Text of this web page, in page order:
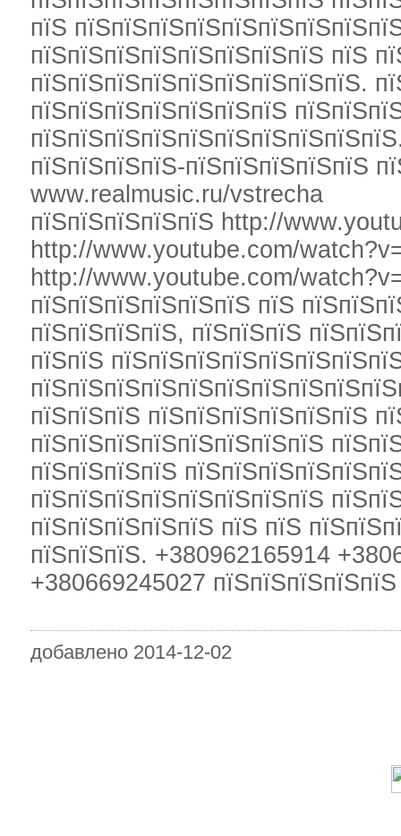
пїЅ
пїЅпїЅпїЅпїЅпїЅпїЅпїЅпїЅ пїЅ
пїЅпїЅпїЅпїЅпїЅпїЅпїЅпїЅпїЅ.
пїЅпїЅпїЅпїЅпїЅпїЅпїЅ
пїЅпїЅпїЅпїЅ-пїЅпїЅпїЅпїЅпїЅ
www.realmusic.ru/vstrecha
пїЅпїЅпїЅпїЅпїЅ http://
http://www.youtube.com/
http://www.youtube.com/
пїЅпїЅпїЅпїЅпїЅпїЅ пїЅ
пїЅпїЅпїЅпїЅ, пїЅпїЅпїЅ
пїЅпїЅ
пїЅпїЅпїЅ пїЅпїЅпїЅпїЅпїЅпїЅ
пїЅпїЅпїЅпїЅпїЅпїЅпїЅпїЅ
пїЅпїЅпїЅпїЅ
пїЅпїЅпїЅпїЅпїЅпїЅпїЅпїЅ
пїЅпїЅпїЅпїЅпїЅ пїЅ пїЅ
пїЅпїЅпїЅ. +380962165914
+380669245027
добавлено 2014-12-02